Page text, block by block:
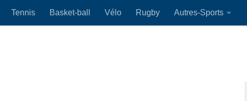
Tennis Basket-ball Vélo Rugby Autres-Sports